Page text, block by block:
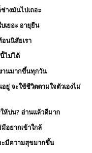
างมันไปเถอะ
เยอะ อายุยืน
นนิสัยเรา
ไม่ได้
านมากขึ้นทุกวัน
ยู่ จะใช้ชีวิตตามใจตัวเองไม่
ให้บ่น? อ่านแล้วดีมาก
อยากเข้าใกล้
ะมีความสุขมากขึ้น